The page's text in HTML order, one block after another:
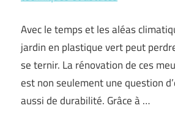
Avec le temps et les aléas
jardin en plastique vert peut
se ternir. La rénovation de ces
est non seulement une question
aussi de durabilité. Grâce à …